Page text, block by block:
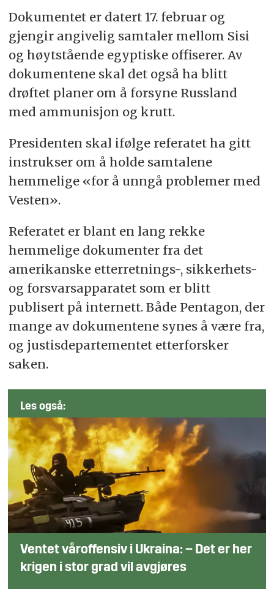
Dokumentet er datert 17. februar og
gjengir angivelig samtaler mellom Sisi
og høytstående egyptiske offiserer. Av
dokumentene skal det også ha blitt
drøftet planer om å forsyne Russland
med ammunisjon og krutt.
Presidenten skal ifølge referatet ha gitt
instrukser om å holde samtalene
hemmelige «for å unngå problemer med
Vesten».
Referatet er blant en lang rekke
hemmelige dokumenter fra det
amerikanske etterretnings-, sikkerhets-
og forsvarsapparatet som er blitt
publisert på internett. Både Pentagon, der
mange av dokumentene synes å være fra,
og justisdepartementet etterforsker
saken.
Les også:
Ventet våroffensiv i Ukraina: – Det er her
krigen i stor grad vil avgjøres